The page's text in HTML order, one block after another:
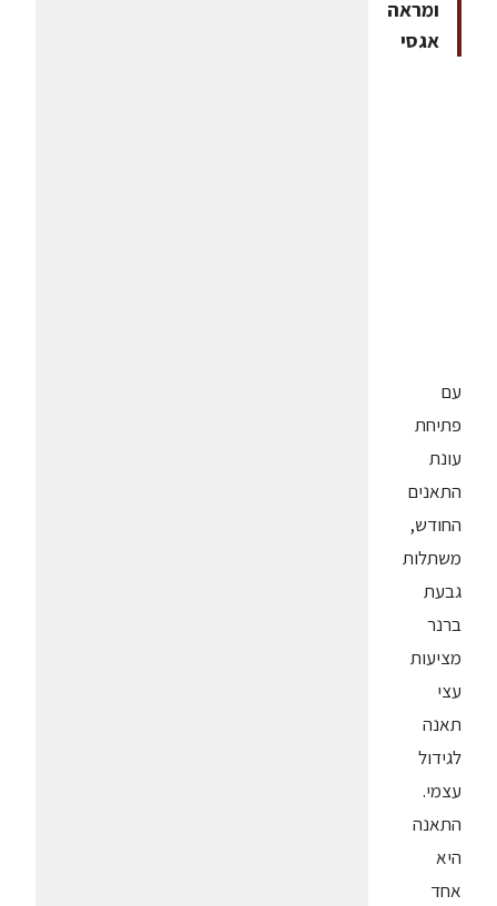
ומראה
אגסי
עם
פתיחת
עונת
התאנים
החודש,
משתלות
גבעת
ברנר
מציעות
עצי
תאנה
לגידול
עצמי.
התאנה
היא
אחד